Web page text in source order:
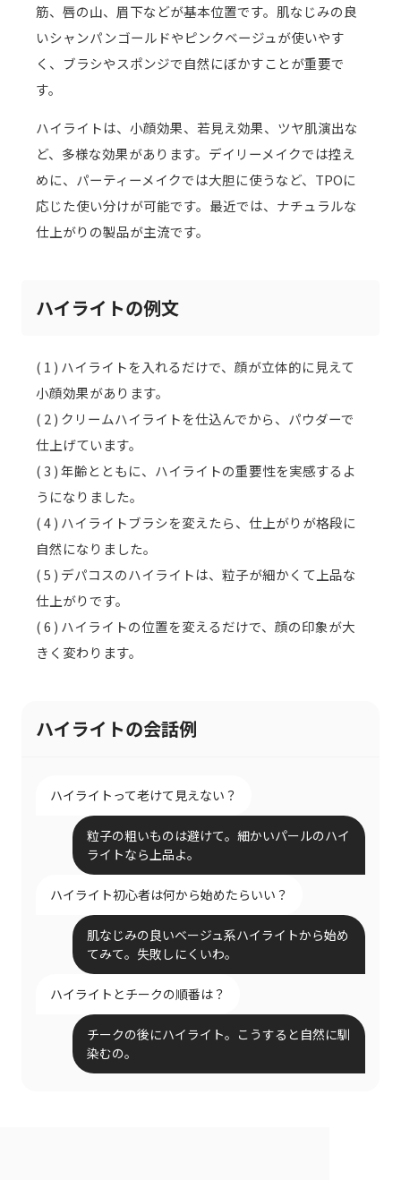
筋、唇の山、眉下などが基本位置です。肌なじみの良
いシャンパンゴールドやピンクベージュが使いやす
く、ブラシやスポンジで自然にぼかすことが重要で
す。
ハイライトは、小顔効果、若見え効果、ツヤ肌演出な
ど、多様な効果があります。デイリーメイクでは控え
めに、パーティーメイクでは大胆に使うなど、TPOに
応じた使い分けが可能です。最近では、ナチュラルな
仕上がりの製品が主流です。
ハイライトの例文
( 1 ) ハイライトを入れるだけで、顔が立体的に見えて
小顔効果があります。
( 2 ) クリームハイライトを仕込んでから、パウダーで
仕上げています。
( 3 ) 年齢とともに、ハイライトの重要性を実感するよ
うになりました。
( 4 ) ハイライトブラシを変えたら、仕上がりが格段に
自然になりました。
( 5 ) デパコスのハイライトは、粒子が細かくて上品な
仕上がりです。
( 6 ) ハイライトの位置を変えるだけで、顔の印象が大
きく変わります。
ハイライトの会話例
ハイライトって老けて見えない？
粒子の粗いものは避けて。細かいパールのハイ
ライトなら上品よ。
ハイライト初心者は何から始めたらいい？
肌なじみの良いベージュ系ハイライトから始め
てみて。失敗しにくいわ。
ハイライトとチークの順番は？
チークの後にハイライト。こうすると自然に馴
染むの。